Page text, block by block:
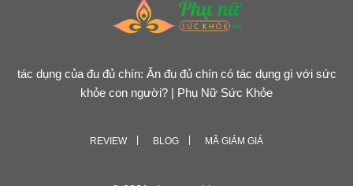
tác dụng của đu đủ chín: Ăn đu đủ chín có tác dụng gì với sức
khỏe con người? | Phụ Nữ Sức Khỏe
REVIEW BLOG MÃ GIẢM GIÁ